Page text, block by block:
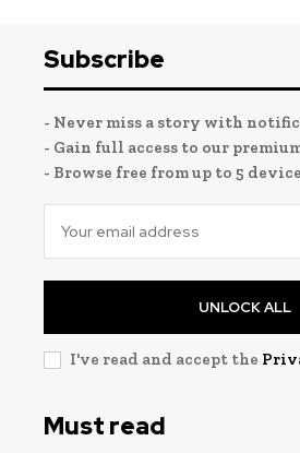
Subscribe
- Never miss a story with
- Gain full access to our
- Browse free from up to 5
UNLOCK ALL
I've read and accept the
Must read